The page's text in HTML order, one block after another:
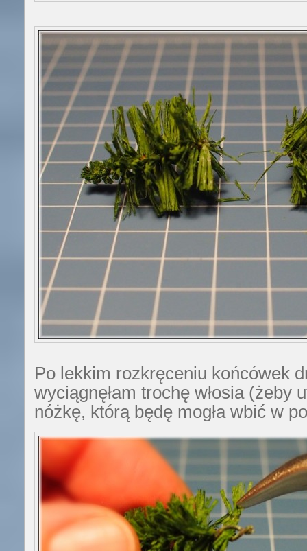
Po lekkim rozkręceniu końcówek
wyciągnęłam trochę włosia (żeby
nóżkę, którą będę mogła wbić w